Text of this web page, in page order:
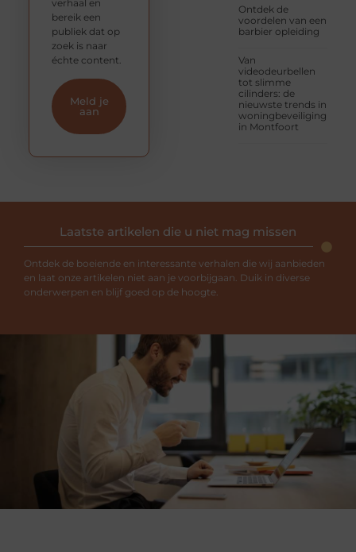
Ontdek de
voordelen van een
barbier opleiding
Van
videodeurbellen
tot slimme
cilinders: de
nieuwste trends in
woningbeveiliging
in Montfoort
verhaal en
bereik een
publiek dat op
zoek is naar
échte content.
Meld je
aan
Laatste artikelen die u niet mag missen
Ontdek de boeiende en interessante verhalen die wij aanbieden
en laat onze artikelen niet aan je voorbijgaan. Duik in diverse
onderwerpen en blijf goed op de hoogte.